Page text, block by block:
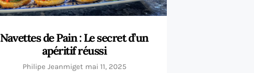
Navettes de Pain : Le secret d’un
apéritif réussi
Philipe Jeanmiget mai 11, 2025